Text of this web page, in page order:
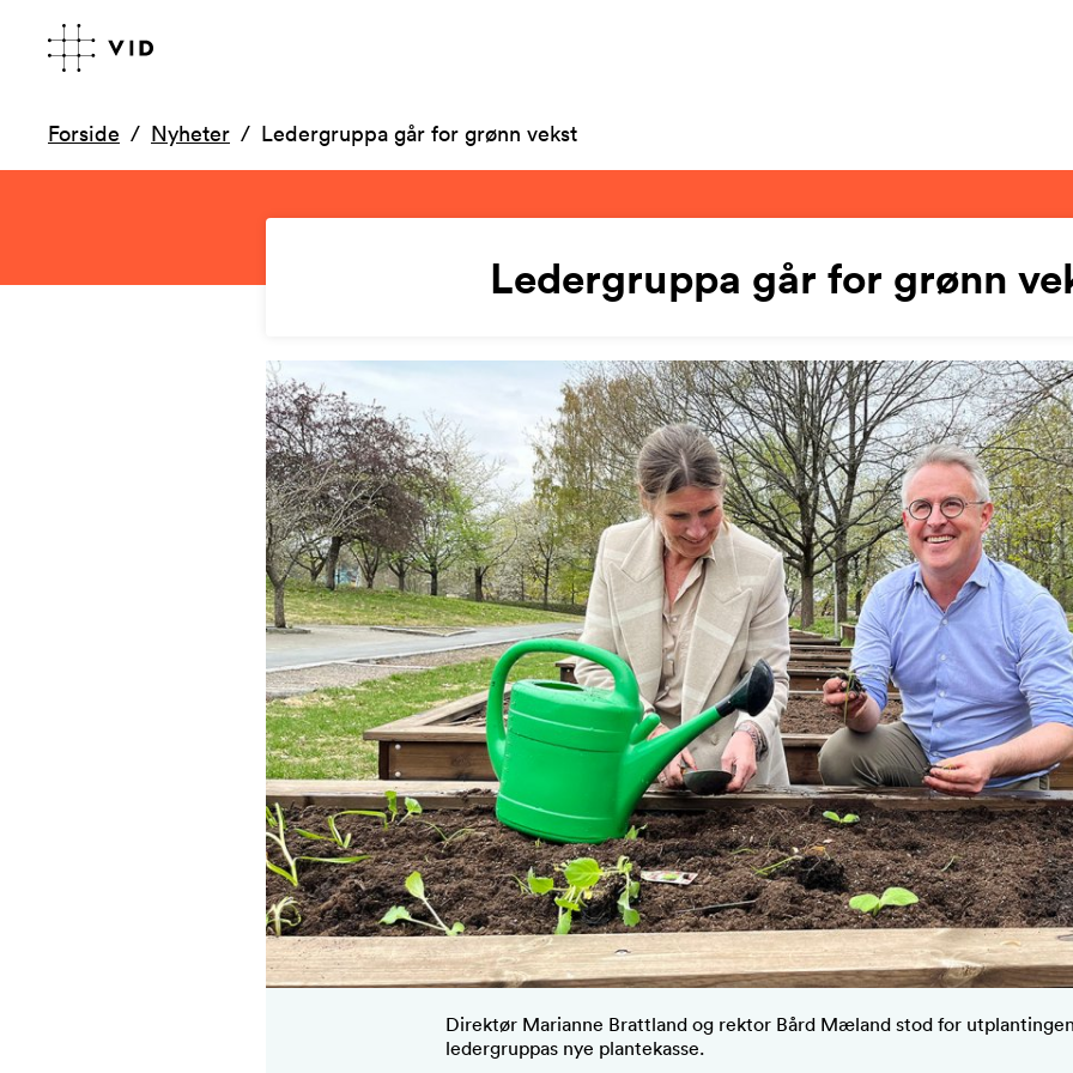
Forside Nyheter Ledergruppa går for grønn vekst
Ledergruppa går for grønn
Direktør Marianne Brattland og rektor Bård Mæland stod for
ledergruppas nye plantekasse.